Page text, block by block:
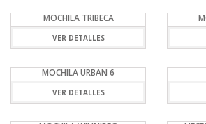
MOCHILA TRIBECA
VER DETALLES
MOCHILA URBAN 6
VER DETALLES